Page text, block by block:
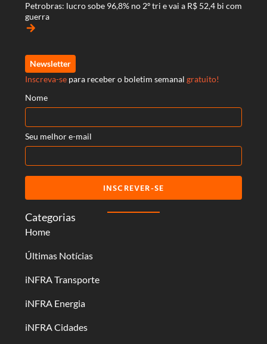
Categorias
Home
Últimas Notícias
iNFRA Transporte
iNFRA Energia
iNFRA Cidades
Petrobras: lucro sobe 96,8% no 2º tri e vai a R$ 52,4 bi com
guerra
arrow_forward
Newsletter
Inscreva-se para receber o boletim semanal gratuito!
Nome
Seu melhor e-mail
INSCREVER-SE